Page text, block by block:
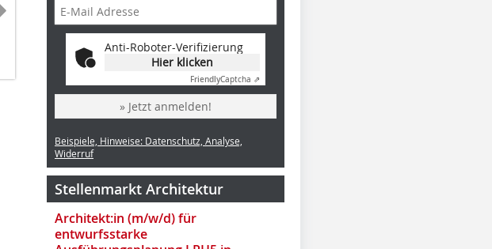
Anti-Roboter-Verifizierung
Hier klicken
FriendlyCaptcha ⇗
» Jetzt anmelden!
Beispiele, Hinweise: Datenschutz, Analyse,
Widerruf
Stellenmarkt Architektur
Architekt:in (m/w/d) für
entwurfsstarke